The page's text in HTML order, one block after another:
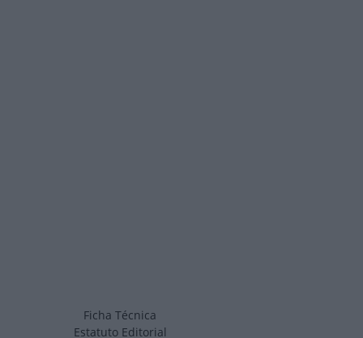
Ficha Técnica
Estatuto Editorial